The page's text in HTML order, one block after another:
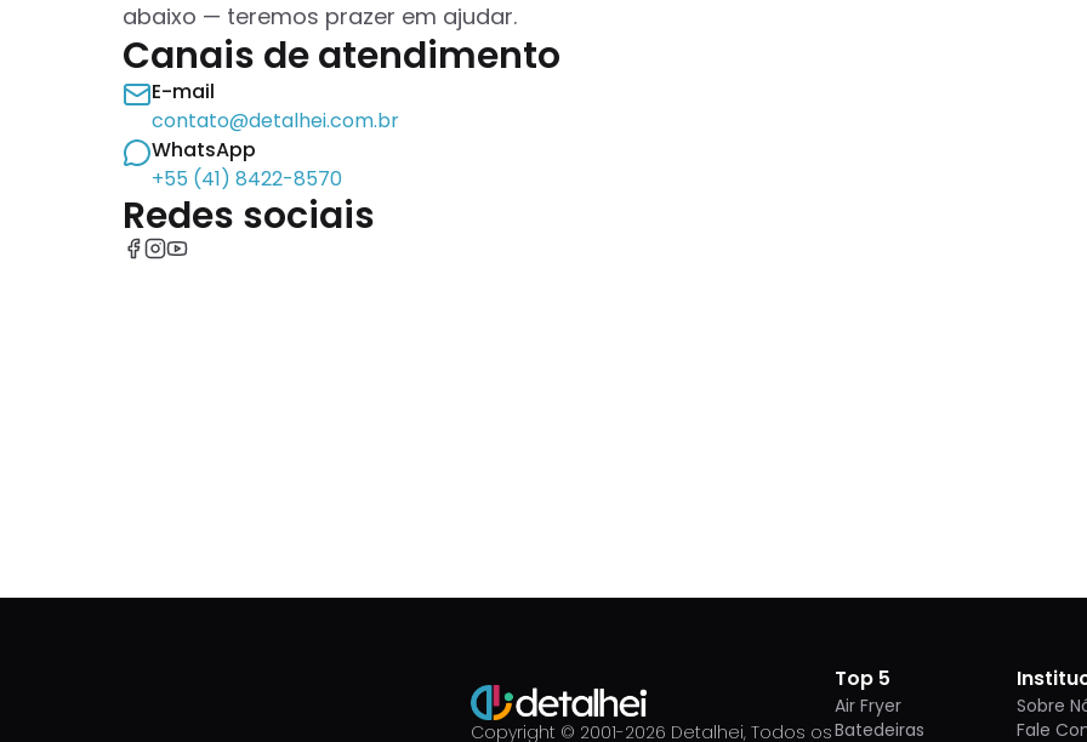
abaixo — teremos prazer em ajudar.
Canais de atendimento
E-mail
contato@detalhei.com.br
WhatsApp
+55 (41) 8422-8570
Redes sociais
Copyright © 2001-2026 Detalhei, Todos os
Top 5
Air Fryer
Batedeiras
Sobre
Fale